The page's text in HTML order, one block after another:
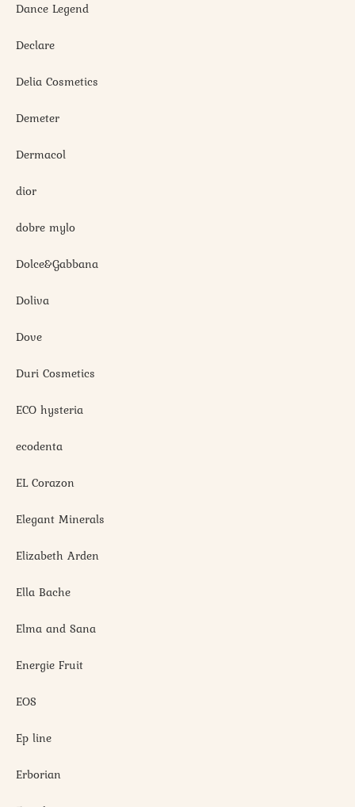
Dance Legend
Declare
Delia Cosmetics
Demeter
Dermacol
dior
dobre mylo
Dolce&Gabbana
Doliva
Dove
Duri Cosmetics
ECO hysteria
ecodenta
EL Corazon
Elegant Minerals
Elizabeth Arden
Ella Bache
Elma and Sana
Energie Fruit
EOS
Ep line
Erborian